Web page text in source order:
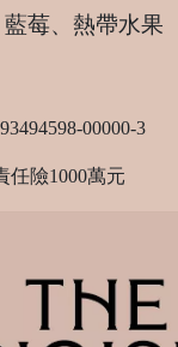
莓、熱帶水果
00000-3
任險1000萬元